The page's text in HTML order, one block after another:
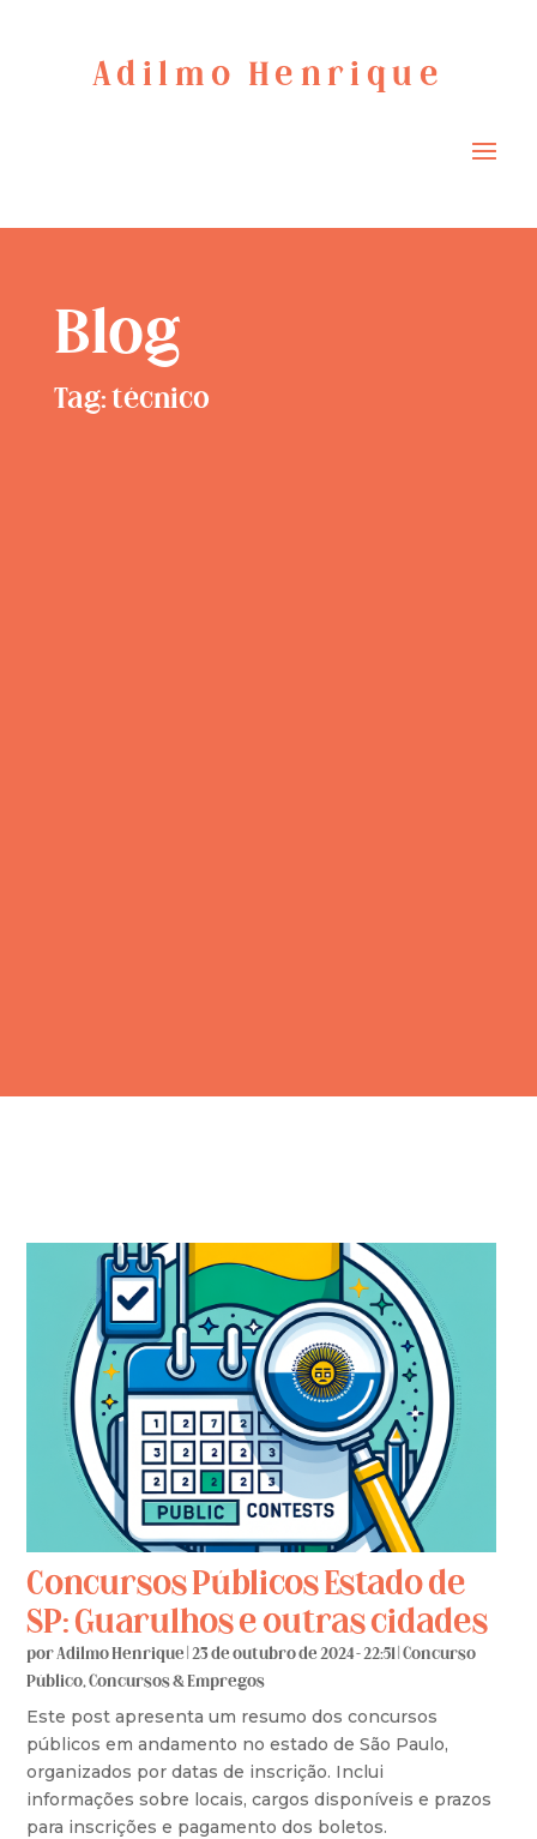
Adilmo Henrique
Blog
Tag: técnico
Concursos Públicos Estado de
SP: Guarulhos e outras cidades
porAdilmo Henrique |23 de outubro de 2024 - 22:51 |Concurso
Público,Concursos & Empregos
Este post apresenta um resumo dos concursos
públicos em andamento no estado de São Paulo,
organizados por datas de inscrição. Inclui
informações sobre locais, cargos disponíveis e prazos
para inscrições e pagamento dos boletos.